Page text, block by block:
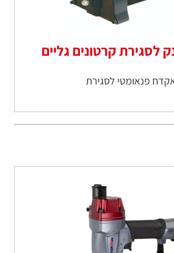
לסגירת קרטונים גליים
פנאומטי לסגירת